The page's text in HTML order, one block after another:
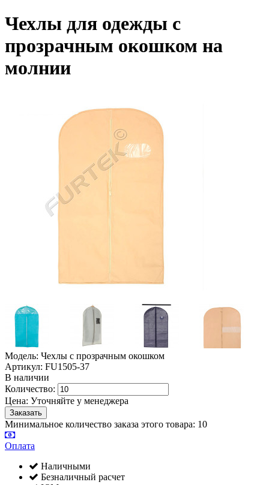
Чехлы для одежды с
прозрачным окошком на
молнии
Модель: Чехлы с прозрачным окошком
Артикул: FU1505-37
В наличии
Количество:
Цена: Уточняйте у менеджера
Минимальное количество заказа этого товара: 10
Оплата
Наличными
Безналичный расчет